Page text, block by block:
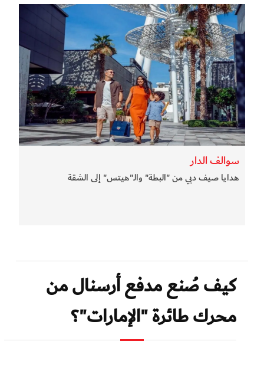
سوالف الدار
هدايا صيف دبي من "البطة" والـ"هيتس" إلى الشقة
كيف صُنع مدفع أرسنال من
محرك طائرة "الإمارات"؟